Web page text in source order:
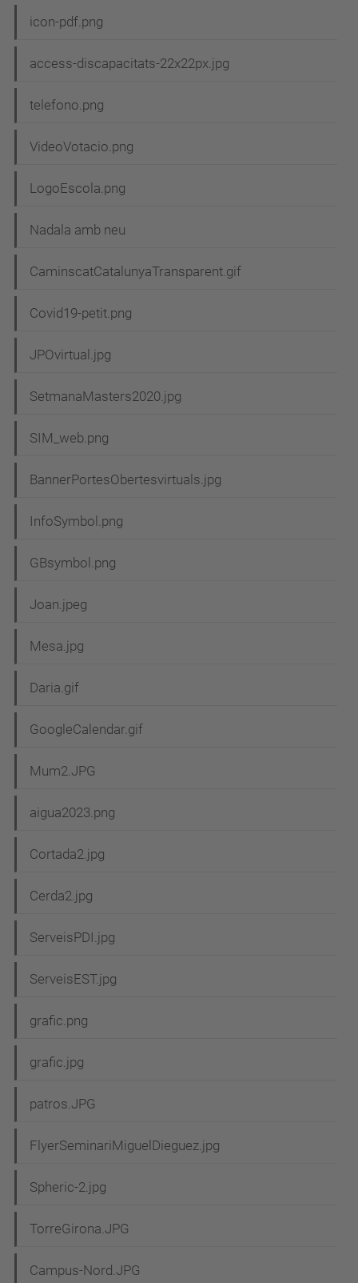
icon-pdf.png
access-discapacitats-22x22px.jpg
telefono.png
VideoVotacio.png
LogoEscola.png
Nadala amb neu
CaminscatCatalunyaTransparent.gif
Covid19-petit.png
JPOvirtual.jpg
SetmanaMasters2020.jpg
SIM_web.png
BannerPortesObertesvirtuals.jpg
InfoSymbol.png
GBsymbol.png
Joan.jpeg
Mesa.jpg
Daria.gif
GoogleCalendar.gif
Mum2.JPG
aigua2023.png
Cortada2.jpg
Cerda2.jpg
ServeisPDI.jpg
ServeisEST.jpg
grafic.png
grafic.jpg
patros.JPG
FlyerSeminariMiguelDieguez.jpg
Spheric-2.jpg
TorreGirona.JPG
Campus-Nord.JPG